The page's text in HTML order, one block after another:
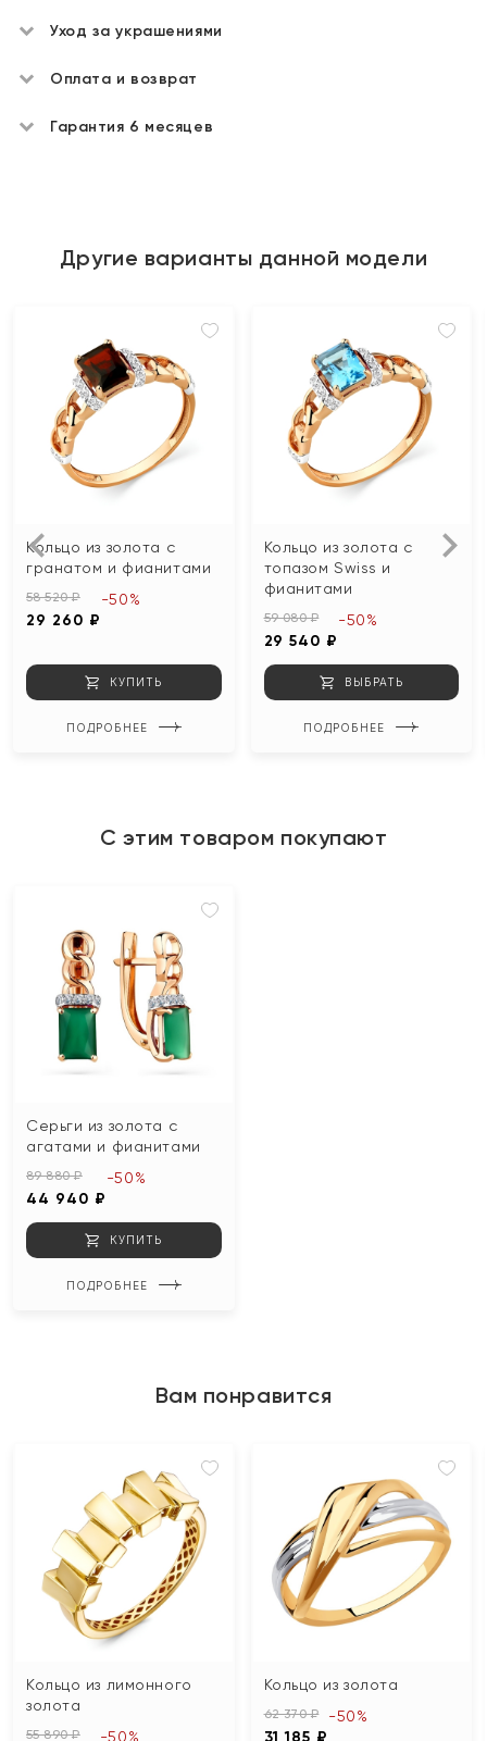
Уход за украшениями
Оплата и возврат
Гарантия 6 месяцев
Другие варианты данной модели
Кольцо из золота с
гранатом и фианитами
58 520 ₽
29 260 ₽
-50%
КУПИТЬ
ПОДРОБНЕЕ
Кольцо из золота с
топазом Swiss и
фианитами
59 080 ₽
29 540 ₽
-50%
ВЫБРАТЬ
ПОДРОБНЕЕ
С этим товаром покупают
Серьги из золота с
агатами и фианитами
89 880 ₽
44 940 ₽
-50%
КУПИТЬ
ПОДРОБНЕЕ
Вам понравится
Кольцо из лимонного
золота
55 890 ₽ -50%
Кольцо из золота
62 370 ₽
31 185 ₽
-50%